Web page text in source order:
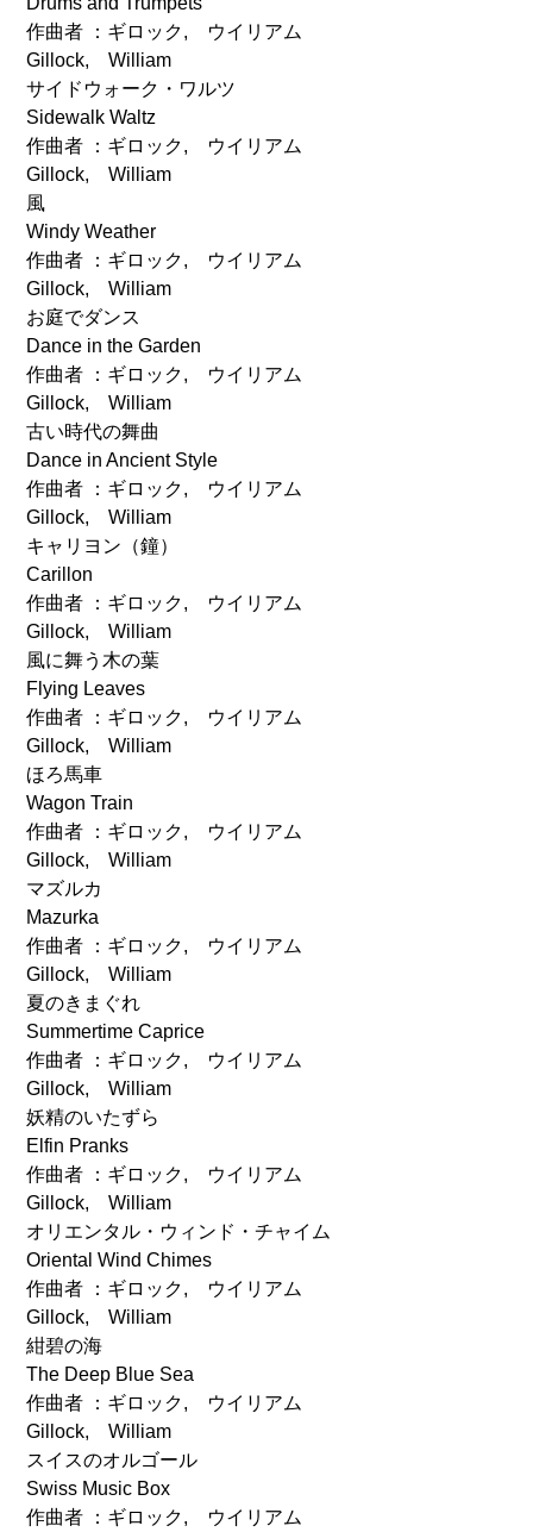
作曲者 ：ギロック, ウイリアム
Gillock, William
サイドウォーク・ワルツ
Sidewalk Waltz
作曲者 ：ギロック, ウイリアム
Gillock, William
風
Windy Weather
作曲者 ：ギロック, ウイリアム
Gillock, William
お庭でダンス
Dance in the Garden
作曲者 ：ギロック, ウイリアム
Gillock, William
古い時代の舞曲
Dance in Ancient Style
作曲者 ：ギロック, ウイリアム
Gillock, William
キャリヨン（鐘）
Carillon
作曲者 ：ギロック, ウイリアム
Gillock, William
風に舞う木の葉
Flying Leaves
作曲者 ：ギロック, ウイリアム
Gillock, William
ほろ馬車
Wagon Train
作曲者 ：ギロック, ウイリアム
Gillock, William
マズルカ
Mazurka
作曲者 ：ギロック, ウイリアム
Gillock, William
夏のきまぐれ
Summertime Caprice
作曲者 ：ギロック, ウイリアム
Gillock, William
妖精のいたずら
Elfin Pranks
作曲者 ：ギロック, ウイリアム
Gillock, William
オリエンタル・ウィンド・チャイム
Oriental Wind Chimes
作曲者 ：ギロック, ウイリアム
Gillock, William
紺碧の海
The Deep Blue Sea
作曲者 ：ギロック, ウイリアム
Gillock, William
スイスのオルゴール
Swiss Music Box
作曲者 ：ギロック, ウイリアム